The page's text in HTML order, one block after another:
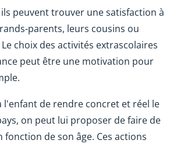
ils peuvent trouver une satisfaction à
parents, leurs cousins ou
choix des activités extrascolaires
peut être une motivation pour
l'enfant de rendre concret et réel le
on peut lui proposer de faire de
fonction de son âge. Ces actions